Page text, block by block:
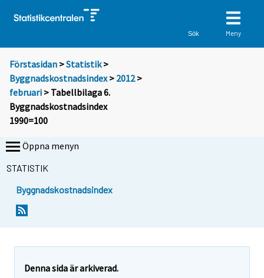
Sök Meny
Förstasidan >Statistik >
Byggnadskostnadsindex> 2012>
februari > Tabellbilaga 6.
Byggnadskostnadsindex
1990=100
Öppna menyn
STATISTIK
Byggnadskostnadsindex
Denna sida är arkiverad.